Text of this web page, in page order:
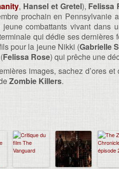
, Hansel et Gretel), Felissa
prochain en Pennsylvanie
jeune combattants vivant dans
qui dédie ses
pour la jeune Nikki (Gabrielle
Felissa Rose) qui prêche une
images, sachez d’ores et
Zombie Killers.